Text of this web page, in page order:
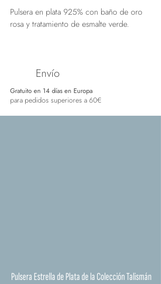
Pulsera en plata 925% con baño de oro
rosa y tratamiento de esmalte verde.
Envío
Gratuito en 14 días en Europa
para pedidos superiores a 60€
Pulsera Estrella de Plata de la Colección Talismán